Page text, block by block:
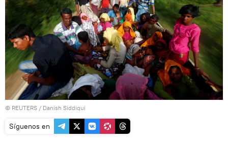
© REUTERS / Danish Siddiqui
Síguenos en